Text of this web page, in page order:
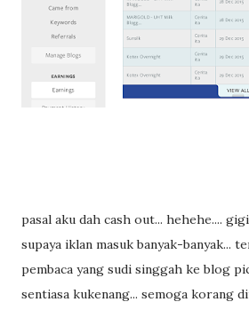
pasal aku dah cash out... hehehe....
supaya iklan masuk banyak-banyak...
pembaca yang sudi singgah ke blog
sentiasa kukenang... semoga korang